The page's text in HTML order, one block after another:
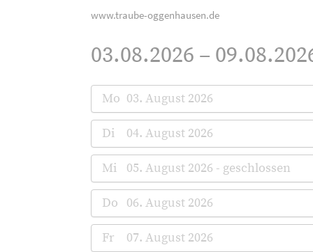
www.traube-oggenhausen.de
03.08.2026 –
Mo 03. August 2026
Di 04. August 2026
Mi 05. August 2026 - geschlossen
Do 06. August 2026
Fr 07. August 2026